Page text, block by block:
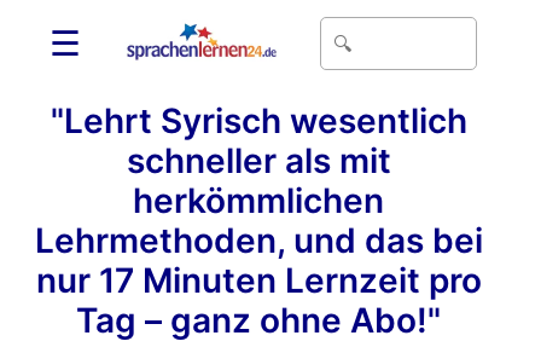
☰
"Lehrt Syrisch wesentlich
schneller als mit
herkömmlichen
Lehrmethoden, und das bei
nur 17 Minuten Lernzeit pro
Tag – ganz ohne Abo!"